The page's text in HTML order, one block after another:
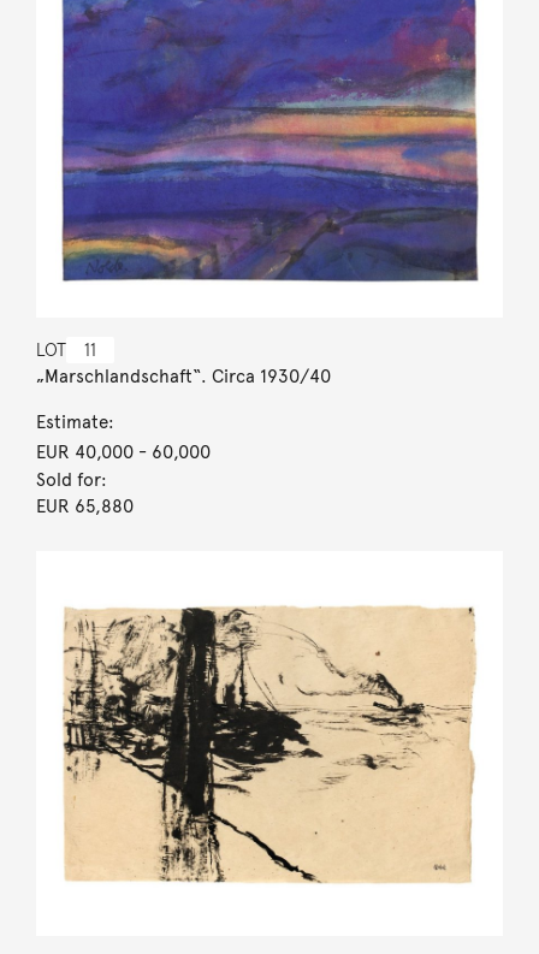
LOT 11
„Marschlandschaft“. Circa 1930/40
Estimate:
EUR 40,000- 60,000
Sold for:
EUR 65,880